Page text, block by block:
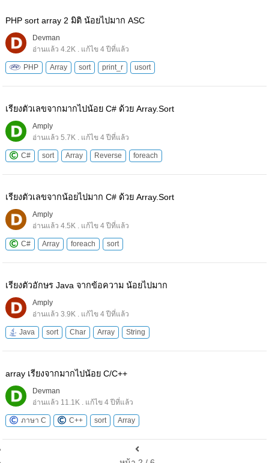
PHP sort array 2 มิติ น้อยไปมาก ASC
Devman
อ่านแล้ว 4.2K . แก้ไข 4 ปีที่แล้ว
PHP Array sort print_r usort
เรียงตัวเลขจากมากไปน้อย C# ด้วย Array.Sort
Amply
อ่านแล้ว 5.7K . แก้ไข 4 ปีที่แล้ว
C# sort Array Reverse foreach
เรียงตัวเลขจากน้อยไปมาก C# ด้วย Array.Sort
Amply
อ่านแล้ว 4.5K . แก้ไข 4 ปีที่แล้ว
C# Array foreach sort
เรียงตัวอักษร Java จากข้อความ น้อยไปมาก
Amply
อ่านแล้ว 3.9K . แก้ไข 4 ปีที่แล้ว
Java sort Char Array String
array เรียงจากมากไปน้อย C/C++
Devman
อ่านแล้ว 11.1K . แก้ไข 4 ปีที่แล้ว
ภาษา C C++ sort Array